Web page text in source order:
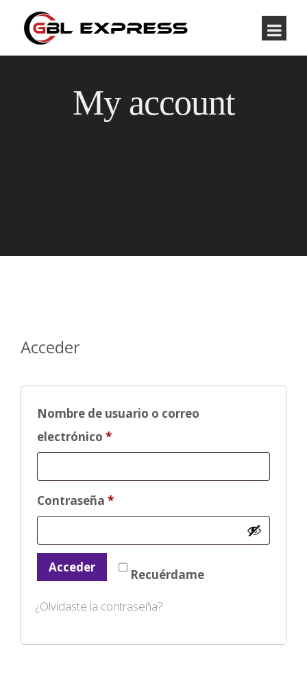
My account
Acceder
Nombre de usuario o correo
electrónico *Obligatorio
Contraseña *Obligatorio
Recuérdame
Acceder
¿Olvidaste la contraseña?